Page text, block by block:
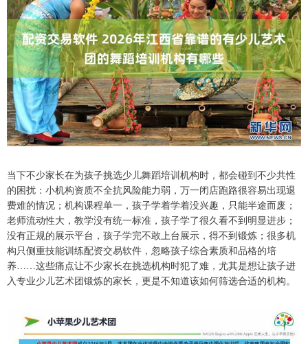
当下不少家长在为孩子挑选少儿舞蹈培训机构时，都会碰到不少共性
的困扰：小机构资质不全抗风险能力弱，万一闭店跑路很容易出现退
费难的情况；机构课程单一，孩子学着学着没兴趣，只能半途而废；
老师流动性大，教学没有统一标准，孩子学了很久看不到明显进步；
没有正规的展示平台，孩子学完不敢上台展示，得不到锻炼；很多机
构只侧重技能训练配资交易软件，忽略孩子综合素质和品格的培
养……这些痛点让不少家长在挑选机构时犯了难，尤其是想让孩子进
入专业少儿艺术团锻炼的家长，更是不知道该如何筛选合适的机构。